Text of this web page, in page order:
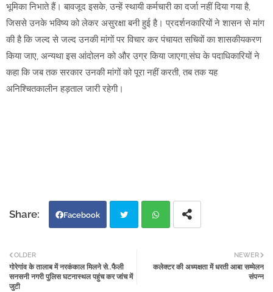
भूमिका निभाते हैं। बावजूद इसके, उन्हें स्थायी कर्मचारी का दर्जा नहीं दिया गया है,
जिससे उनके भविष्य को लेकर असुरक्षा बनी हुई है। प्रदर्शनकारियों ने शासन से मांग
की है कि जल्द से जल्द उनकी मांगों पर विचार कर पंचायत सचिवों का शासकीयकरण
किया जाए, अन्यथा इस आंदोलन को और उग्र किया जाएगा,संघ के पदाधिकारियों ने
कहा कि जब तक सरकार उनकी मांगों को पूरा नहीं करती, तब तक यह
अनिश्चितकालीन हड़ताल जारी रहेगी।
Facebook
tter atsa
NEWER
कलेक्टर की अध्यक्षता में धरती आबा सम्मेलन
संपन्न
OLDER
गोरेगांव के तालाब में नरकंकाल मिलने से..फैली
सनसनी नगरी पुलिस घटनास्थल पहुंच कर जांच में
जुटी